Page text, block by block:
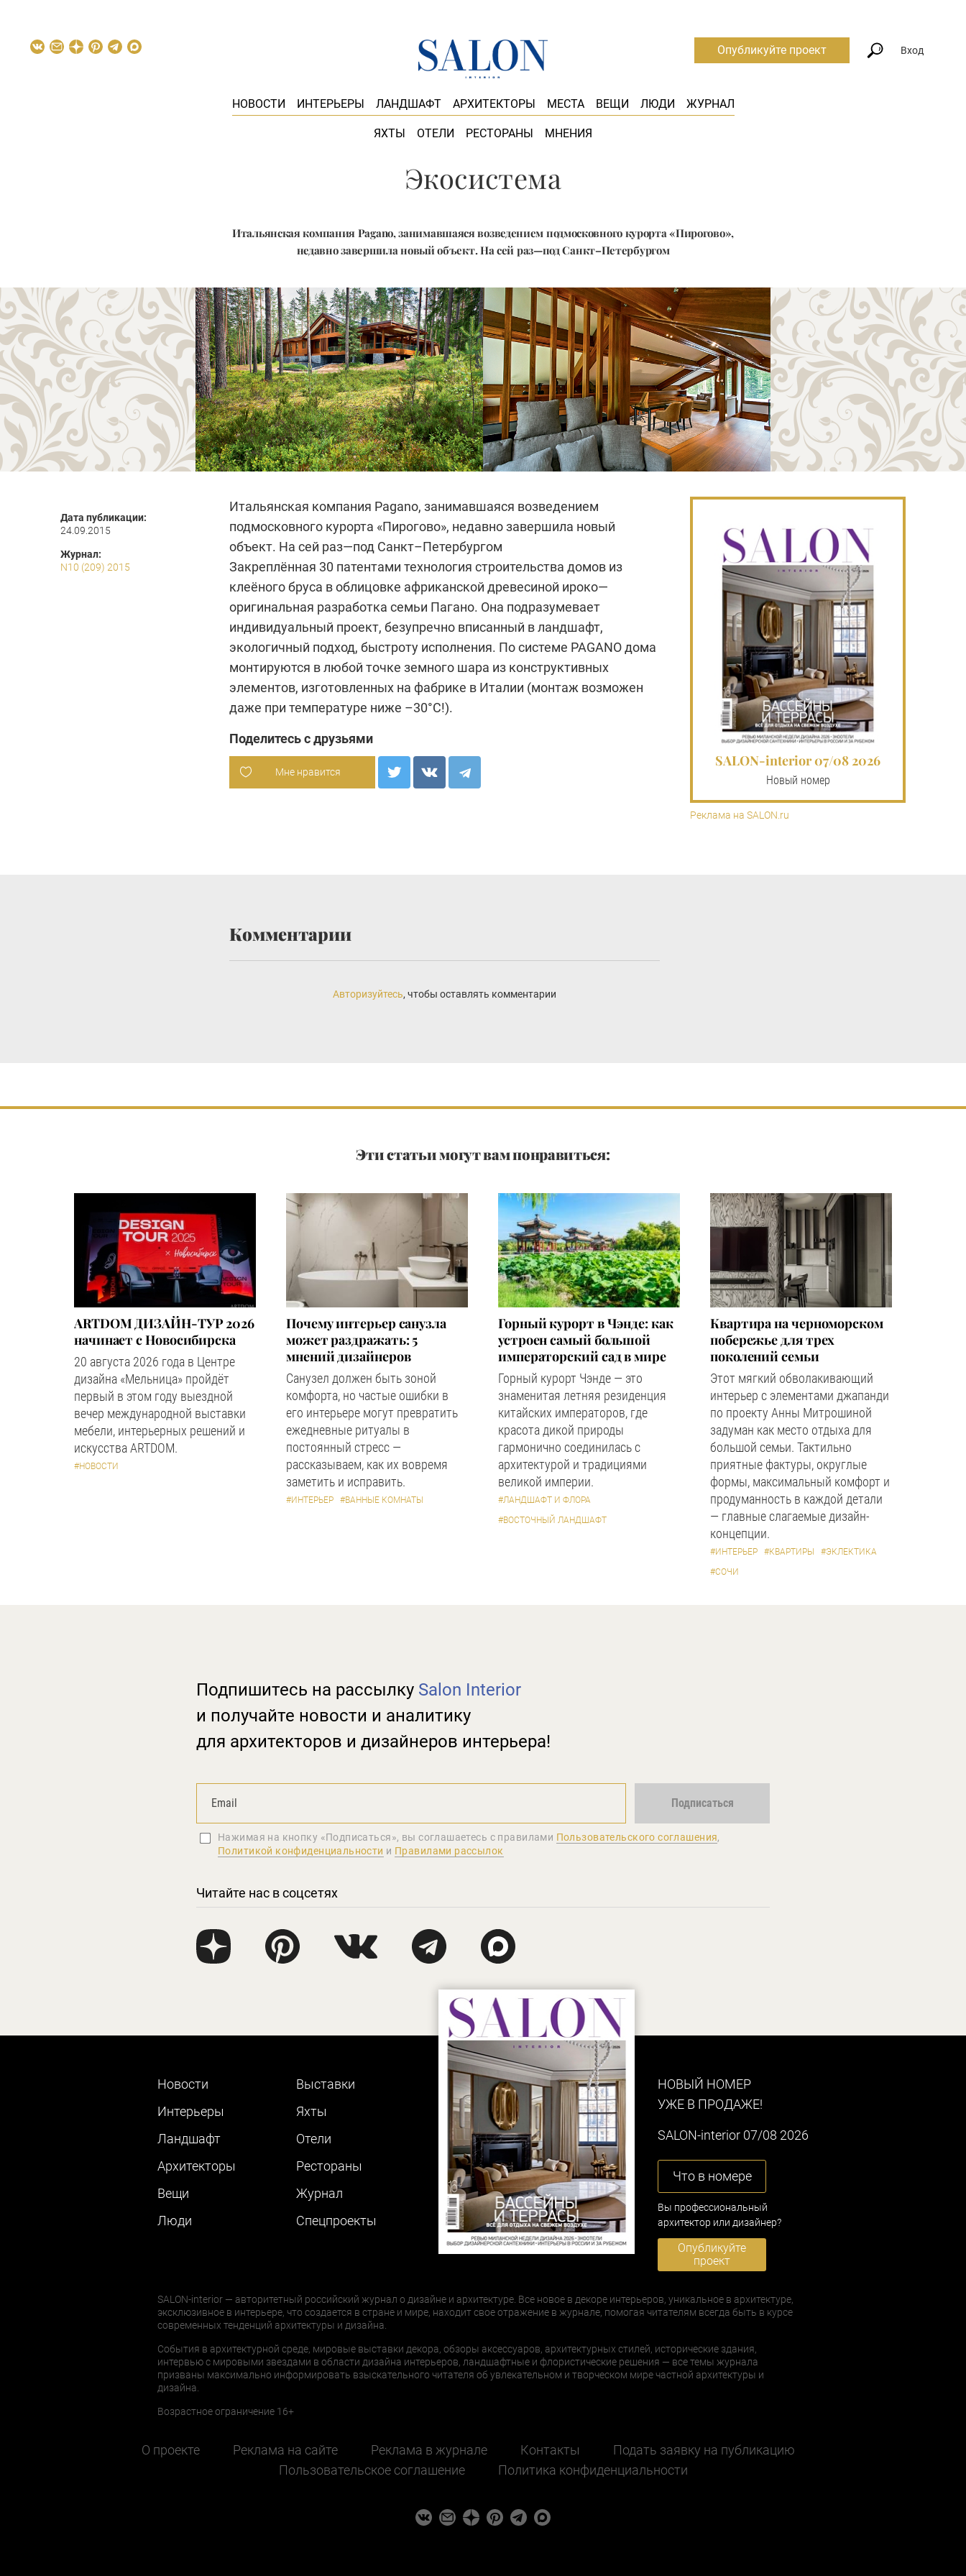
НОВОСТИ ИНТЕРЬЕРЫ ЛАНДШАФТ АРХИТЕКТОРЫ МЕСТА ВЕЩИ ЛЮДИ ЖУРНАЛ
ЯХТЫ ОТЕЛИ РЕСТОРАНЫ МНЕНИЯ
Опубликуйте проект Вход
Экосистема
Итальянская компания Pagano, занимавшаяся возведением подмосковного курорта «Пирогово»,
недавно завершила новый объект. На сей раз—под Санкт–Петербургом
Дата публикации:
24.09.2015
Журнал:
N10 (209) 2015
Итальянская компания Pagano, занимавшаяся возведением
подмосковного курорта «Пирогово», недавно завершила новый
объект. На сей раз—под Санкт–Петербургом
Закреплённая 30 патентами технология строительства домов из
клеёного бруса в облицовке африканской древесиной ироко—
оригинальная разработка семьи Пагано. Она подра­зумевает
индивидуальный проект, безупречно вписанный в ландшафт,
экологичный подход, быстроту исполнения. По системе PAGANO дома
монтируются в любой точке земного шара из конструктивных
элементов, изготовленных на фабрике в Италии (монтаж возможен
даже при температуре ниже –30°С!).
Поделитесь с друзьями
Мне нравится
SALON-interior 07/08 2026
Новый номер
Реклама на SALON.ru
Комментарии
Авторизуйтесь, чтобы оставлять комментарии
Эти статьи могут вам понравиться:
ARTDOM ДИЗАЙН-ТУР 2026
начинает с Новосибирска
20 августа 2026 года в Центре
дизайна «Мельница» пройдёт
первый в этом году выездной
вечер международной выставки
мебели, интерьерных решений и
искусства ARTDOM.
#НОВОСТИ
Почему интерьер санузла
может раздражать: 5
мнений дизайнеров
Санузел должен быть зоной
комфорта, но частые ошибки в
его интерьере могут превратить
ежедневные ритуалы в
постоянный стресс —
рассказываем, как их вовремя
заметить и исправить.
#ИНТЕРЬЕР #ВАННЫЕ КОМНАТЫ
Горный курорт в Чэнде: как
устроен самый большой
императорский сад в мире
Горный курорт Чэнде — это
знаменитая летняя резиденция
китайских императоров, где
красота дикой природы
гармонично соединилась с
архитектурой и традициями
великой империи.
#ЛАНДШАФТ И ФЛОРА
#ВОСТОЧНЫЙ ЛАНДШАФТ
Квартира на черноморском
побережье для трех
поколений семьи
Этот мягкий обволакивающий
интерьер с элементами джапанди
по проекту Анны Митрошиной
задуман как место отдыха для
большой семьи. Тактильно
приятные фактуры, округлые
формы, максимальный комфорт и
продуманность в каждой детали
— главные слагаемые дизайн-
концепции.
#ИНТЕРЬЕР #КВАРТИРЫ
#ЭКЛЕКТИКА
#СОЧИ
Подпишитесь на рассылку Salon Interior
и получайте новости и аналитику
для архитекторов и дизайнеров интерьера!
Подписаться
Нажимая на кнопку «Подписаться», вы соглашаетеcь с правилами Пользовательского соглашения,
Политикой конфиденциальности и Правилами рассылок
Читайте нас в соцсетях
Новости
Интерьеры
Ландшафт
Архитекторы
Вещи
Люди
Выставки
Яхты
Отели
Рестораны
Журнал
Cпецпроекты
НОВЫЙ НОМЕР
УЖЕ В ПРОДАЖЕ!
SALON-interior 07/08 2026
Что в номере
Вы профессиональный
архитектор или дизайнер?
Опубликуйте
проект
SALON-interior — авторитетный российский журнал о дизайне и архитектуре. Все новое в декоре интерьеров, уникальное в архитектуре,
эксклюзивное в интерьере, что создается в стране и мире, находит свое отражение в журнале, помогая читателям всегда быть в курсе
современных тенденций архитектуры и дизайна.
События в архитектурной среде, мировые выставки декора, обзоры аксессуаров, архитектурных стилей, исторические здания,
интервью с мировыми звездами в области дизайна интерьеров, ландшафтные и флористические решения — все темы журнала
призваны максимально информировать взыскательного читателя об увлекательном и творческом мире частной архитектуры и
дизайна.
Возрастное ограничение 16+
О проекте Реклама на сайте Реклама в журнале Контакты
Подать заявку на публикацию
Пользовательское соглашение
Политика конфиденциальности